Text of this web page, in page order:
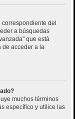
del
a búsquedas
que está
de acceder a la
muchos términos
específico y utilice las